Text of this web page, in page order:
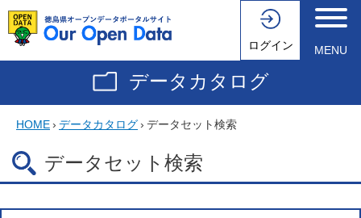
ログイン MENU
データカタログ
HOME› データカタログ› データセット検索
データセット検索